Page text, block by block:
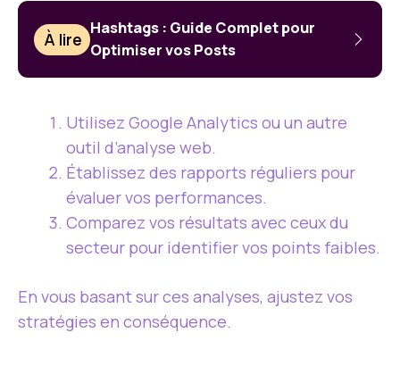
À lire
Hashtags : Guide Complet pour
Optimiser vos Posts
Utilisez Google Analytics ou un autre
outil d’analyse web.
Établissez des rapports réguliers pour
évaluer vos performances.
Comparez vos résultats avec ceux du
secteur pour identifier vos points faibles.
En vous basant sur ces analyses, ajustez vos
stratégies en conséquence.